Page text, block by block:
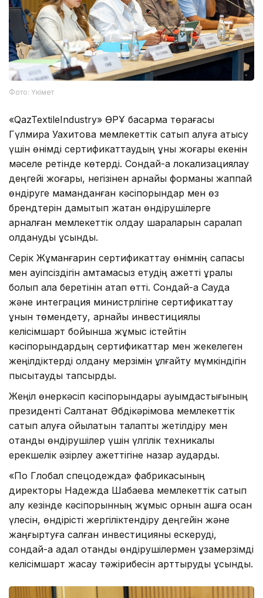
Фото: Үкімет
«QazTextileIndustry» ӨРҰ басқарма төрағасы
Гүлмира Уахитова мемлекеттік сатып алуға қатысу
үшін өнімді сертификаттаудың құны жоғары екенін
мәселе ретінде көтерді. Сондай-ақ локализациялау
деңгейі жоғары, негізінен арнайы форманы жаппай
өндіруге маманданған кәсіпорындар мен өз
брендтерін дамытып жатқан өндірушілерге
арналған мемлекеттік қолдау шараларын саралап
қолдануды ұсынды.
Серік Жұманғарин сертификаттау өнімнің сапасы
мен қауіпсіздігін қамтамасыз етудің қажетті құралы
болып қала беретінін атап өтті. Сондай-ақ Сауда
және интеграция министрлігіне сертификаттау
құнын төмендету, арнайы инвестициялық
келісімшарт бойынша жұмыс істейтін
кәсіпорындардың сертификаттар мен жекелеген
жеңілдіктерді қолдану мерзімін ұлғайту мүмкіндігін
пысықтауды тапсырды.
Жеңіл өнеркәсіп кәсіпорындары қауымдастығының
президенті Салтанат Әбдікәрімова мемлекеттік
сатып алуға қойылатын талапты жетілдіру мен
отандық өндірушілер үшін үлгілік техникалық
ерекшелік әзірлеу қажеттігіне назар аударды.
«По Глобал спецодежда» фабрикасының
директоры Надежда Шабаева мемлекеттік сатып
алу кезінде кәсіпорынның жұмыс орнын ашға қосқан
үлесін, өндірісті жергіліктендіру деңгейін және
жаңғыртуға салған инвестицияны ескеруді,
сондай-ақ адал отандық өндірушілермен ұзақмерзімді
келісімшарт жасау тәжірибесін арттыруды ұсынды.